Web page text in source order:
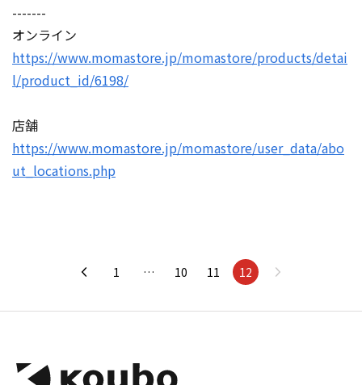
-------
オンライン
https://www.momastore.jp/momastore/products/detai
l/product_id/6198/
店舗
https://www.momastore.jp/momastore/user_data/abo
ut_locations.php
1 … 10 11 12